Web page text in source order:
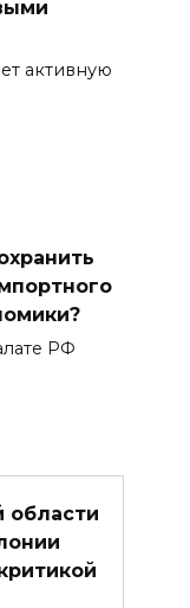
активную
РФ
области